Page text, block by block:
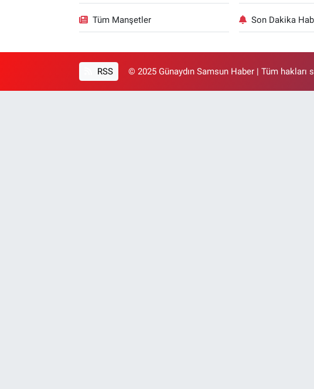
Tüm Manşetler Son Dakika
RSS © 2025 Günaydın Samsun Haber | Tüm hakları